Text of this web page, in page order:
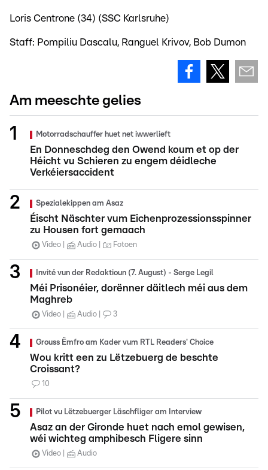
Loris Centrone (34) (SSC Karlsruhe)
Staff: Pompiliu Dascalu, Ranguel Krivov, Bob Dumon
Am meeschte gelies
Motorradschauffer huet net iwwerlieft
En Donneschdeg den Owend koum et op der
Héicht vu Schieren zu engem déidleche
Verkéiersaccident
Spezialekippen am Asaz
Éischt Näschter vum Eichenprozessionsspinner
zu Housen fort gemaach
Video Audio Fotoen
Invité vun der Redaktioun (7. August) - Serge Legil
Méi Prisonéier, dorënner däitlech méi aus dem
Maghreb
Video Audio 3
Grouss Ëmfro am Kader vum RTL Readers' Choice
Wou kritt een zu Lëtzebuerg de beschte
Croissant?
10
Pilot vu Lëtzebuerger Läschfliger am Interview
Asaz an der Gironde huet nach emol gewisen,
wéi wichteg amphibesch Fligere sinn
Video Audio